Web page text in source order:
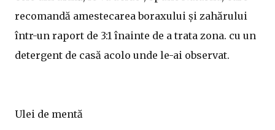
recomandă amestecarea boraxului și zahărului
într-un raport de 3:1 înainte de a trata zona. cu un
detergent de casă acolo unde le-ai observat.
Ulei de mentă